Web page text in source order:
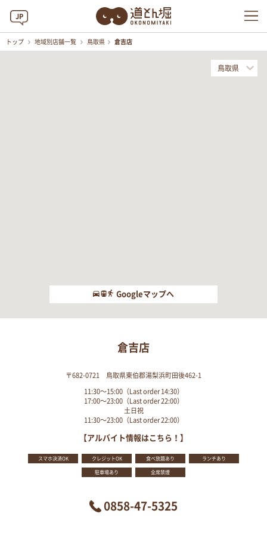
JP
トップ 地域別店舗一覧 鳥取県 倉吉店
鳥取県
Googleマップへ
倉吉店
〒682-0721 鳥取県東伯郡湯梨浜町田後462-1
11:30～15:00（Last order 14:30）
17:00～23:00（Last order 22:00）
土日祝
11:30～23:00（Last order 22:00）
【アルバイト情報はこちら！】
スマホ決済OK クレジットOK 食べ放題あり ランチあり
駐車場あり 全席禁煙
0858-47-5325